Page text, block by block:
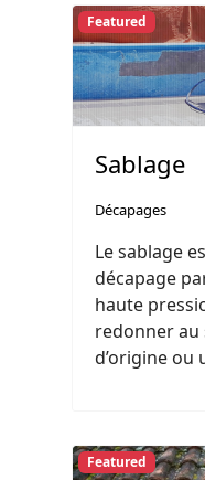
Featured
Sablage
Décapages
Le sablage
décapage
haute
redonner
d’origine ou
Featured